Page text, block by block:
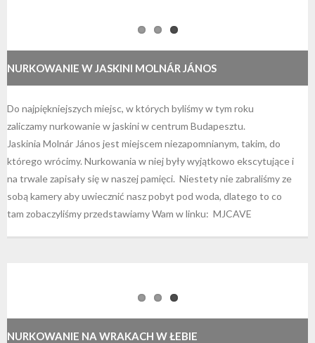
NURKOWANIE W JASKINI MOLNÁR JÁNOS
Do najpiękniejszych miejsc, w których byliśmy w tym roku
zaliczamy nurkowanie w jaskini w centrum Budapesztu.
Jaskinia Molnár János jest miejscem niezapomnianym, takim, do
którego wrócimy. Nurkowania w niej były wyjątkowo ekscytujące i
na trwale zapisały się w naszej pamięci. Niestety nie zabraliśmy ze
sobą kamery aby uwiecznić nasz pobyt pod woda, dlatego to co
tam zobaczyliśmy przedstawiamy Wam w linku: MJCAVE
NURKOWANIE NA WRAKACH W ŁEBIE